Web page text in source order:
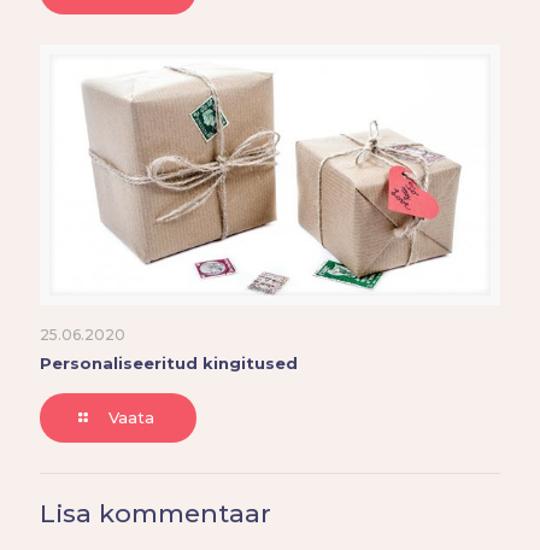
25.06.2020
Personaliseeritud kingitused
Vaata
Lisa kommentaar